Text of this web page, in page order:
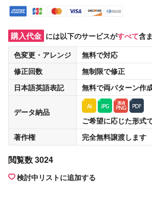
購入代金 には以下のサービスがすべて含
色変更・アレンジ
無料で対応
修正回数
無制限で修正
日本語英語表記
無料で両パターン作
データ納品
ご希望に応じた形式
著作権
完全無料譲渡します
閲覧数 3024
検討中リストに追加する